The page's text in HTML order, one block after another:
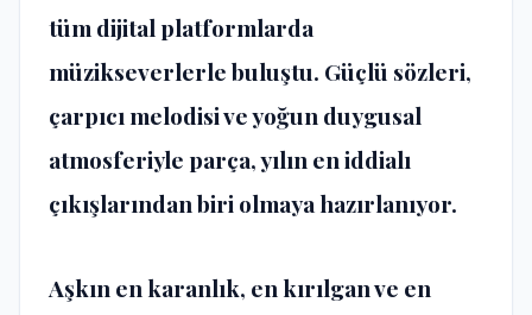
tüm dijital platformlarda
müzikseverlerle buluştu. Güçlü sözleri,
çarpıcı melodisi ve yoğun duygusal
atmosferiyle parça, yılın en iddialı
çıkışlarından biri olmaya hazırlanıyor.
Aşkın en karanlık, en kırılgan ve en